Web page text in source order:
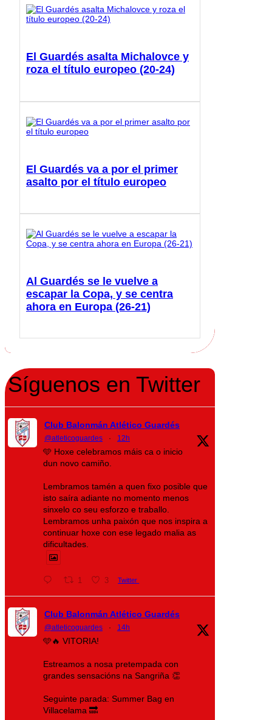
El Guardés asalta Michalovce y
roza el título europeo (20-24)
El Guardés va a por el primer
asalto por el título europeo
Al Guardés se le vuelve a
escapar la Copa, y se centra
ahora en Europa (26-21)
Síguenos en Twitter
Club Balonmán Atlético Guardés
@atleticoguardes · 12h
🩵 Hoxe celebramos máis ca o inicio
dun novo camiño.
Lembramos tamén a quen fixo posible que
isto saíra adiante no momento menos
sinxelo co seu esforzo e traballo.
Lembramos unha paixón que nos inspira a
continuar hoxe con ese legado malia as
dificultades.
1 3 Twitter
Club Balonmán Atlético Guardés
@atleticoguardes · 14h
🩵🔥 VITORIA!
Estreamos a nosa pretempada con
grandes sensacións na Sangriña 👏
Seguinte parada: Summer Bag en
Villacelama 🔜